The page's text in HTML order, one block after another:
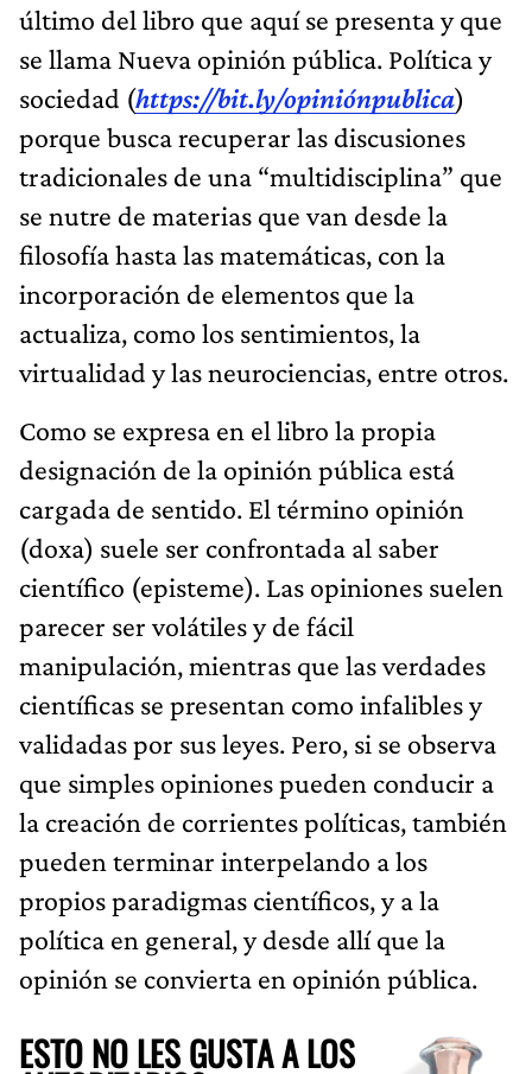
último del libro que aquí se presenta y que
se llama Nueva opinión pública. Política y
sociedad (https://bit.ly/opiniónpublica)
porque busca recuperar las discusiones
tradicionales de una “multidisciplina” que
se nutre de materias que van desde la
filosofía hasta las matemáticas, con la
incorporación de elementos que la
actualiza, como los sentimientos, la
virtualidad y las neurociencias, entre otros.
Como se expresa en el libro la propia
designación de la opinión pública está
cargada de sentido. El término opinión
(doxa) suele ser confrontada al saber
científico (episteme). Las opiniones suelen
parecer ser volátiles y de fácil
manipulación, mientras que las verdades
científicas se presentan como infalibles y
validadas por sus leyes. Pero, si se observa
que simples opiniones pueden conducir a
la creación de corrientes políticas, también
pueden terminar interpelando a los
propios paradigmas científicos, y a la
política en general, y desde allí que la
opinión se convierta en opinión pública.
ESTO NO LES GUSTA A LOS